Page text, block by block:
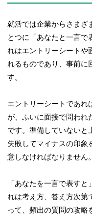
就活では企業からさまざ
とつに「あなたと一言で
れはエントリーシートや
れるものであり、事前に
す。
エントリーシートであれ
が、ふいに面接で問われ
です。準備していないと
失敗してマイナスの印象
意しなければなりません。
「あなたを一言で表す
れは考え方、答え方次第
って、頻出の質問の攻略